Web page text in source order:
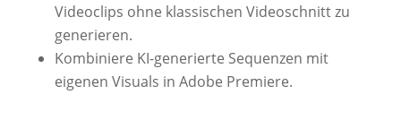
Videoclips ohne klassischen Videoschnitt zu
generieren.
Kombiniere KI-generierte Sequenzen mit
eigenen Visuals in Adobe Premiere.